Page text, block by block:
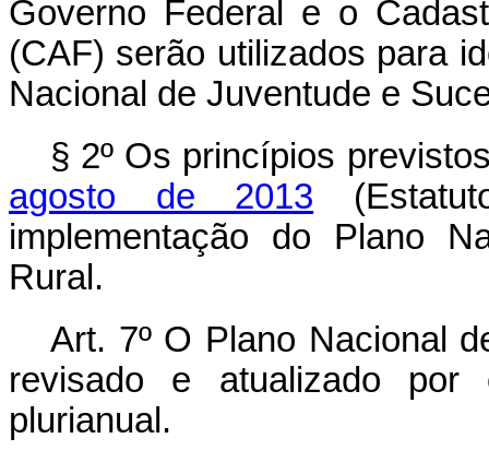
Governo Federal e o
(CAF) serão utilizados para
Nacional de Juventude e
§ 2º Os princípios
agosto de 2013
implementação do Plano
Rural.
Art. 7ºO Plano Nacional
revisado e atualizado por
plurianual.